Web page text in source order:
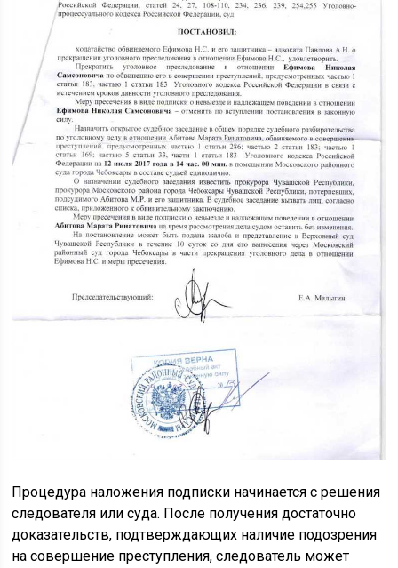
Процедура наложения подписки начинается с решения
следователя или суда. После получения достаточно
доказательств, подтверждающих наличие подозрения
на совершение преступления, следователь может